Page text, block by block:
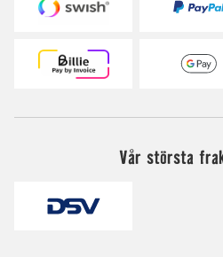
Vår största